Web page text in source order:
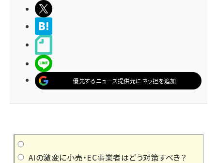
優先するニュース提供元にネッ担を追加
AIの激変に小売・EC事業者はどう対策すべき？